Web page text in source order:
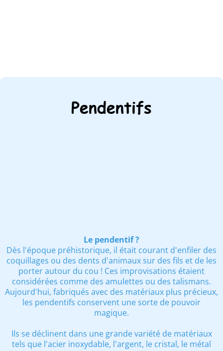
Pendentifs
Le pendentif ?
Dès l'époque préhistorique, il était courant d'enfiler des
coquillages ou des dents d'animaux sur des fils et de les
porter autour du cou ! Ces improvisations étaient
considérées comme des amulettes ou des talismans.
Aujourd'hui, fabriqués avec des matériaux plus précieux,
les pendentifs conservent une sorte de pouvoir
magique.
Ils se déclinent dans une grande variété de matériaux
tels que l'acier inoxydable, l'argent, le cristal, le métal